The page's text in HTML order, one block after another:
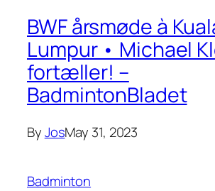
BWF årsmøde à
Lumpur • Michael
fortæller! –
BadmintonBladet
ByJosMay 31, 2023
Badminton